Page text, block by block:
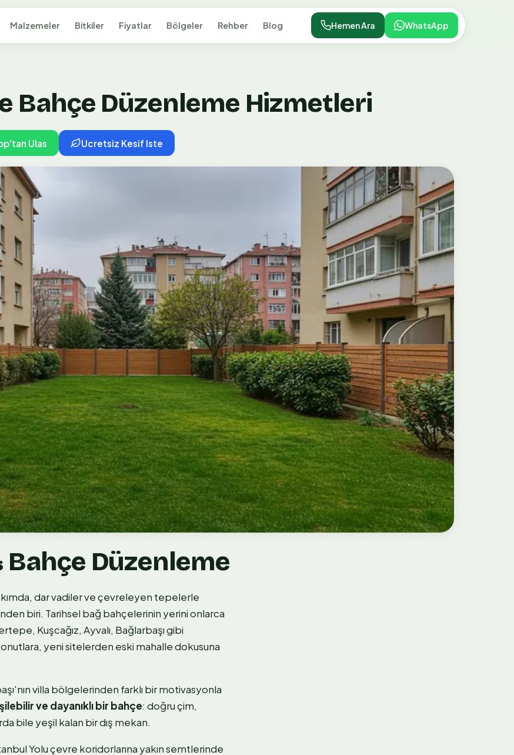
Malzemeler Bitkiler Fiyatlar Bölgeler Rehber Blog Hemen Ara WhatsApp
Bahçe Düzenleme Hizmetleri
Ulas Ucretsiz Kesif Iste
Düzenleme
dar vadiler ve çevreleyen tepelerle
biri. Tarihsel bağ bahçelerinin yerini onlarca
Kuşcağız, Ayvalı, Bağlarbaşı gibi
yeni sitelerden eski mahalle dokusuna
villa bölgelerinden farklı bir motivasyonla
ve dayanıklı bir bahçe: doğru çim,
bile yeşil kalan bir dış mekan.
Yolu çevre koridorlarına yakın semtlerinde